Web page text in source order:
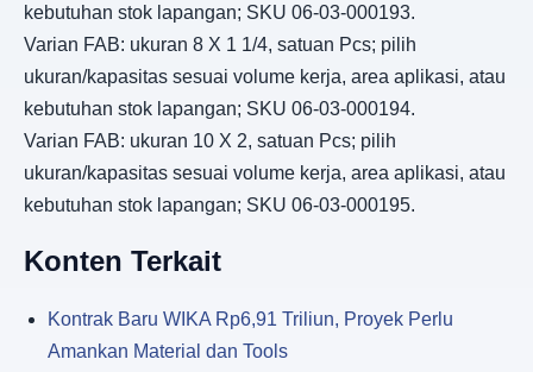
kebutuhan stok lapangan; SKU 06-03-000193.
Varian FAB: ukuran 8 X 1 1/4, satuan Pcs; pilih
ukuran/kapasitas sesuai volume kerja, area aplikasi, atau
kebutuhan stok lapangan; SKU 06-03-000194.
Varian FAB: ukuran 10 X 2, satuan Pcs; pilih
ukuran/kapasitas sesuai volume kerja, area aplikasi, atau
kebutuhan stok lapangan; SKU 06-03-000195.
Konten Terkait
Kontrak Baru WIKA Rp6,91 Triliun, Proyek Perlu
Amankan Material dan Tools